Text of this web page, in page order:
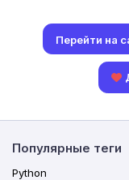
Перейти на
Популярные теги
Python